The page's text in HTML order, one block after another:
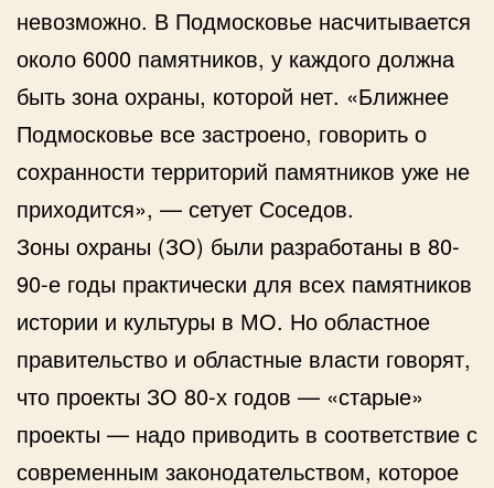
невозможно. В Подмосковье насчитывается
около 6000 памятников, у каждого должна
быть зона охраны, которой нет. «Ближнее
Подмосковье все застроено, говорить о
сохранности территорий памятников уже не
приходится», — сетует Соседов.
Зоны охраны (ЗО) были разработаны в 80-
90-е годы практически для всех памятников
истории и культуры в МО. Но областное
правительство и областные власти говорят,
что проекты ЗО 80-х годов — «старые»
проекты — надо приводить в соответствие с
современным законодательством, которое